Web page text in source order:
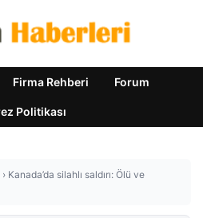
Firma Rehberi Forum
Politikası
› Kanada’da silahlı saldırı: Ölü ve